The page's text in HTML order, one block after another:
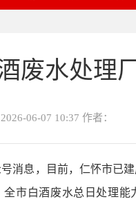
废水处理
2026-06-07 10:37 作者：
消息，目前，仁怀市已
市白酒废水总日处理